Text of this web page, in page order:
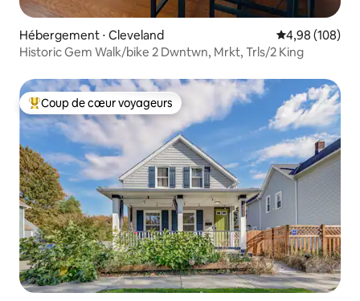
Hébergement ⋅ Cleveland Évaluation
4,98 (108)
Historic Gem Walk/bike 2 Dwntwn, Mrkt, Trls/2 King
Coups de cœur voyageurs les plus appréciés
Coup de cœur voyageurs